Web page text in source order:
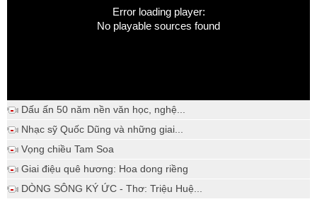
Error loading player:
No playable sources found
Dấu ấn 50 năm nền văn học, nghệ...
Nhạc sỹ Quốc Dũng và những giai...
Vọng chiều Tam Soa
Giai điệu quê hương: Hoa dong riềng
DÒNG SÔNG KÝ ỨC - Thơ: Triệu Huệ...